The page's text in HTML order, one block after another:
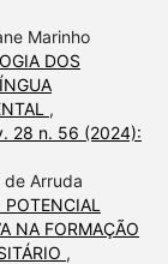
Marinho
DOS
,
28 n. 56 (2024):
de Arruda
POTENCIAL
NA FORMAÇÃO
,